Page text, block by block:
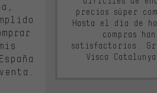
precios súper
Hasta el día de
compras
satisfactorios.
Visca